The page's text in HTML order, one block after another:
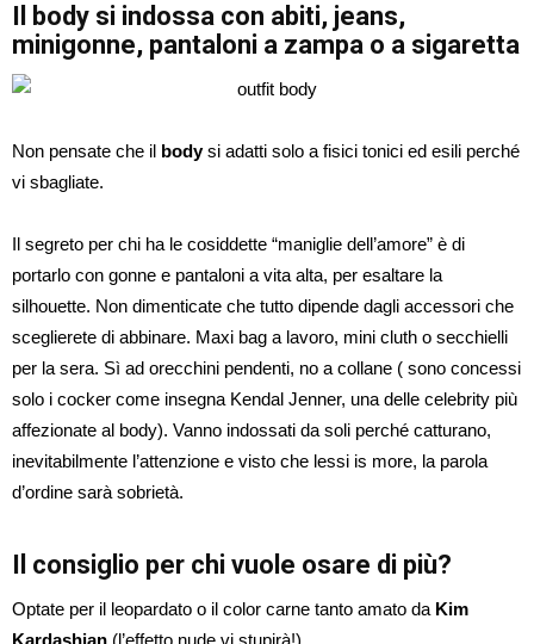
Il body si indossa con abiti, jeans,
minigonne, pantaloni a zampa o a sigaretta
Non pensate che il bodysi adatti solo a fisici tonici ed esili perché
vi sbagliate.
Il segreto per chi ha le cosiddette “maniglie dell’amore” è di
portarlo con gonne e pantaloni a vita alta, per esaltare la
silhouette. Non dimenticate che tutto dipende dagli accessori che
sceglierete di abbinare. Maxi bag a lavoro, mini cluth o secchielli
per la sera. Sì ad orecchini pendenti, no a collane ( sono concessi
solo i cocker come insegna Kendal Jenner, una delle celebrity più
affezionate al body). Vanno indossati da soli perché catturano,
inevitabilmente l’attenzione e visto che lessi is more, la parola
d’ordine sarà sobrietà.
Il consiglio per chi vuole osare di più?
Optate per il leopardato o il color carne tanto amato da Kim
Kardashian (l’effetto nude vi stupirà!).